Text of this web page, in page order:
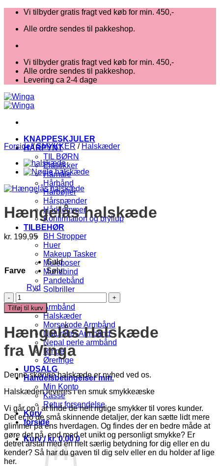
Fortsæt
indhold
Vi tilbyder gratis fragt ved køb for min. 450,-
Alle ordre sendes til pakkeshop.
Vi tilbyder gratis fragt ved køb for min. 450,-
Alle ordre sendes til pakkeshop.
Levering ca 2-4 dage
KNAPPESKJULER
HÅRPYNT
TIL BØRN
Elastikker
Hårnåle
Hårbånd
Hårbøjler
Hårspænder
Hårklemmer
Konfirmation og bryllup
TILBEHØR
BH Stropper
Huer
Makeup Tasker
Muleposer
Mundbind
Pandebånd
Solbriller
Armbånd
Halskæder
Morsekode Armbånd
Natursten Armbånd
Nepal perle armbånd
Ringe
Øreringe
UDSALG
Handelsbetingelser mm.
Min Konto
Kasse
Retur forsendelse
Kurv
forside
Kurv /kr.0,00 0
Forside / SMYKKER / Halskæder
Hængelås halskæde
kr. 199,95
Farve
Guld
Sølv
Ryd
Hængelås
halskæde
antal
Tilføj til kurv
Hængelås Halskæde
fra Winga
Denne skønne halskæde er nyhed ved os.
Halskæden leveres i en smuk smykkeæske
Vi går op i at finde de helt rigtige smykker til vores kunder.
Det er jo de små skinnende detaljer, der kan sætte lidt mere
glimmer på ens hverdagen. Og findes der en bedre måde at
gøre det på, end med et unikt og personligt smykke? Er
detret årstal med en helt særlig betydning for dig eller en du
kender? Så har du gaven til dig selv eller en du holder af lige
her.